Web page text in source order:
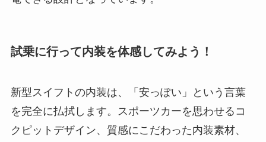
試乗に行って内装を体感してみよう！
新型スイフトの内装は、「安っぽい」という言葉
を完全に払拭します。スポーツカーを思わせるコ
クピットデザイン、質感にこだわった内装素材、